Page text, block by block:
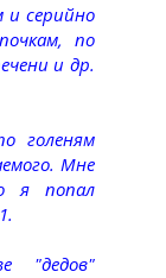
серийно
по
и др.
голеням
Мне
я попал
"дедов"